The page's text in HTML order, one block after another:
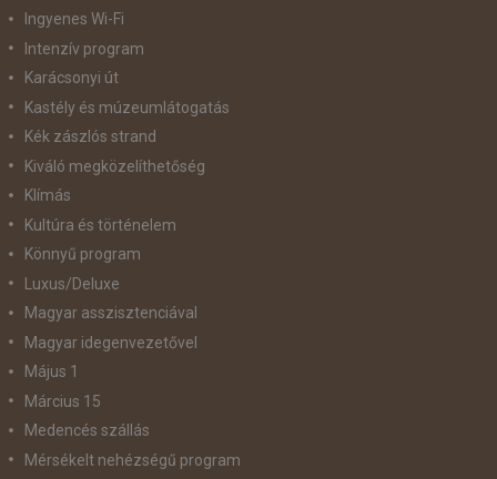
Ingyenes Wi-Fi
Intenzív program
Karácsonyi út
Kastély és múzeumlátogatás
Kék zászlós strand
Kiváló megközelíthetőség
Klímás
Kultúra és történelem
Könnyű program
Luxus/Deluxe
Magyar asszisztenciával
Magyar idegenvezetővel
Május 1
Március 15
Medencés szállás
Mérsékelt nehézségű program